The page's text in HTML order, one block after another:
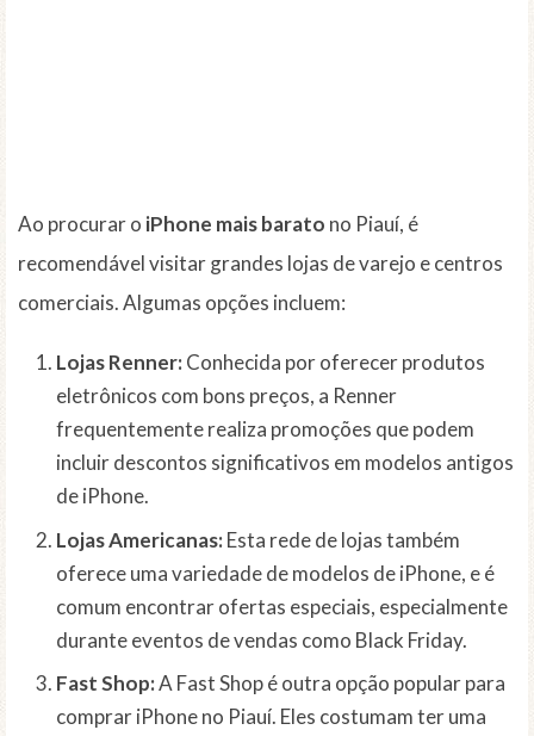
Ao procurar o iPhone mais barato no Piauí, é
recomendável visitar grandes lojas de varejo e centros
comerciais. Algumas opções incluem:
Lojas Renner:Conhecida por oferecer produtos
eletrônicos com bons preços, a Renner
frequentemente realiza promoções que podem
incluir descontos significativos em modelos antigos
de iPhone.
Lojas Americanas:Esta rede de lojas também
oferece uma variedade de modelos de iPhone, e é
comum encontrar ofertas especiais, especialmente
durante eventos de vendas como Black Friday.
Fast Shop:A Fast Shop é outra opção popular para
comprar iPhone no Piauí. Eles costumam ter uma